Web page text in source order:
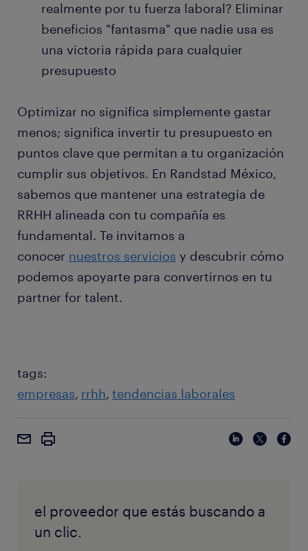
realmente por tu fuerza laboral? Eliminar
beneficios "fantasma" que nadie usa es
una victoria rápida para cualquier
presupuesto
Optimizar no significa simplemente gastar
menos; significa invertir tu presupuesto en
puntos clave que permitan a tu organización
cumplir sus objetivos. En Randstad México,
sabemos que mantener una estrategia de
RRHH alineada con tu compañía es
fundamental. Te invitamos a
conocer nuestros servicios y descubrir cómo
podemos apoyarte para convertirnos en tu
partner for talent.
tags:
empresas rrhh tendencias laborales
el proveedor que estás buscando a
un clic.